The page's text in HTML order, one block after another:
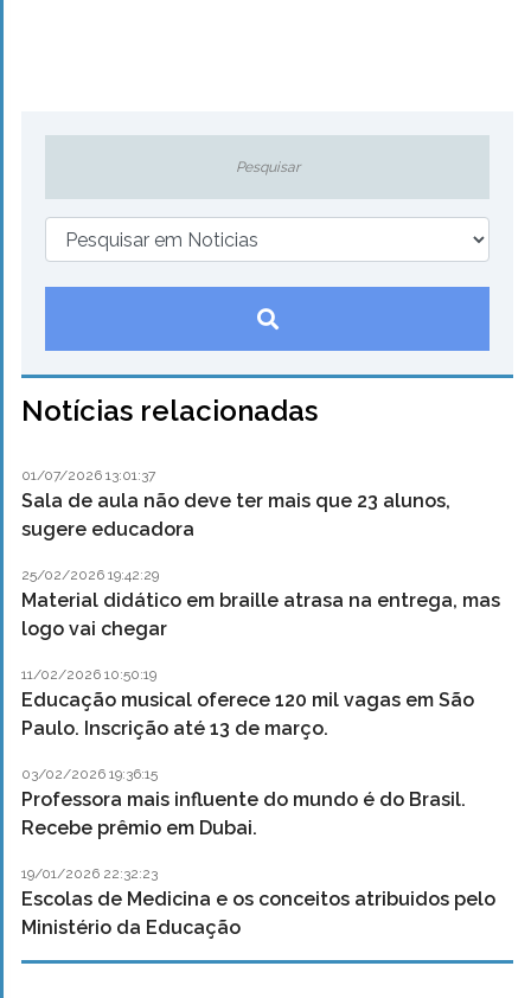
Notícias relacionadas
01/07/2026 13:01:37
Sala de aula não deve ter mais que 23 alunos,
sugere educadora
25/02/2026 19:42:29
Material didático em braille atrasa na entrega, mas
logo vai chegar
11/02/2026 10:50:19
Educação musical oferece 120 mil vagas em São
Paulo. Inscrição até 13 de março.
03/02/2026 19:36:15
Professora mais influente do mundo é do Brasil.
Recebe prêmio em Dubai.
19/01/2026 22:32:23
Escolas de Medicina e os conceitos atribuidos pelo
Ministério da Educação